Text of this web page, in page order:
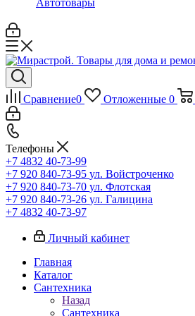
Автотовары
Сравнение0 Отложенные 0
Телефоны
+7 4832 40-73-99
+7 920 840-73-95 ул. Войстроченко
+7 920 840-73-70 ул. Флотская
+7 920 840-73-26 ул. Галицина
+7 4832 40-73-97
Личный кабинет
Главная
Каталог
Сантехника
Назад
Сантехника